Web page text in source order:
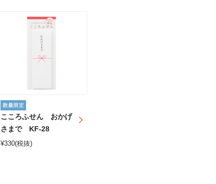
こころふせん おかげ
さまで KF-28
¥330(税抜)